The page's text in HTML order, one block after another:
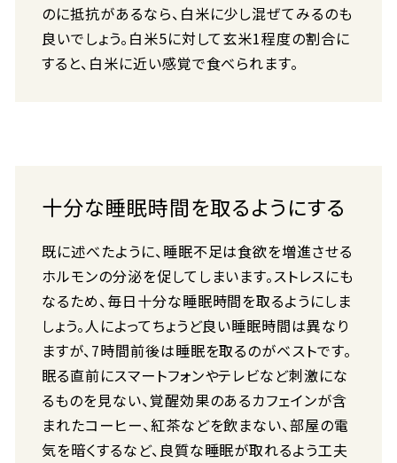
のに抵抗があるなら、白米に少し混ぜてみるのも
良いでしょう。白米5に対して玄米1程度の割合に
すると、白米に近い感覚で食べられます。
十分な睡眠時間を取るようにする
既に述べたように、睡眠不足は食欲を増進させる
ホルモンの分泌を促してしまいます。ストレスにも
なるため、毎日十分な睡眠時間を取るようにしま
しょう。人によってちょうど良い睡眠時間は異なり
ますが、7時間前後は睡眠を取るのがベストです。
眠る直前にスマートフォンやテレビなど刺激にな
るものを見ない、覚醒効果のあるカフェインが含
まれたコーヒー、紅茶などを飲まない、部屋の電
気を暗くするなど、良質な睡眠が取れるよう工夫